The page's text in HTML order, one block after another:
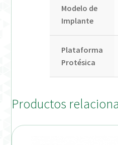
Modelo de
Implante
Plataforma
Protésica
Productos